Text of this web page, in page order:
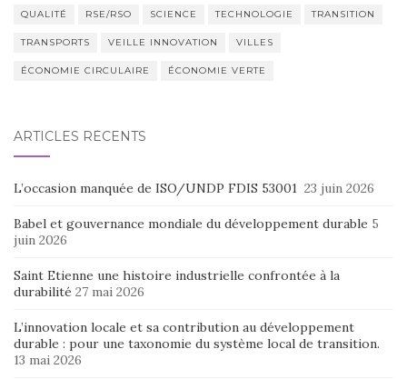
QUALITÉ RSE/RSO SCIENCE TECHNOLOGIE TRANSITION
TRANSPORTS VEILLE INNOVATION VILLES
ÉCONOMIE CIRCULAIRE ÉCONOMIE VERTE
ARTICLES RÉCENTS
L’occasion manquée de ISO/UNDP FDIS 53001 23 juin 2026
Babel et gouvernance mondiale du développement durable 5
juin 2026
Saint Etienne une histoire industrielle confrontée à la
durabilité 27 mai 2026
L’innovation locale et sa contribution au développement
durable : pour une taxonomie du système local de transition.
13 mai 2026